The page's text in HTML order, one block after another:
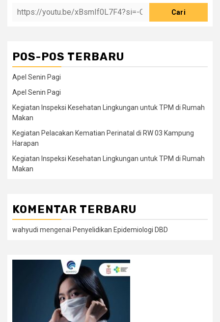
Cari
POS-POS TERBARU
Apel Senin Pagi
Apel Senin Pagi
Kegiatan Inspeksi Kesehatan Lingkungan untuk TPM di Rumah
Makan
Kegiatan Pelacakan Kematian Perinatal di RW 03 Kampung
Harapan
Kegiatan Inspeksi Kesehatan Lingkungan untuk TPM di Rumah
Makan
KOMENTAR TERBARU
wahyudi mengenai Penyelidikan Epidemiologi DBD